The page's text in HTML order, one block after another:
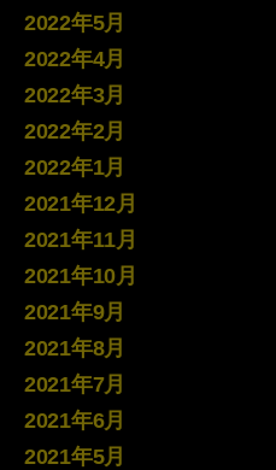
2022年5月
2022年4月
2022年3月
2022年2月
2022年1月
2021年12月
2021年11月
2021年10月
2021年9月
2021年8月
2021年7月
2021年6月
2021年5月